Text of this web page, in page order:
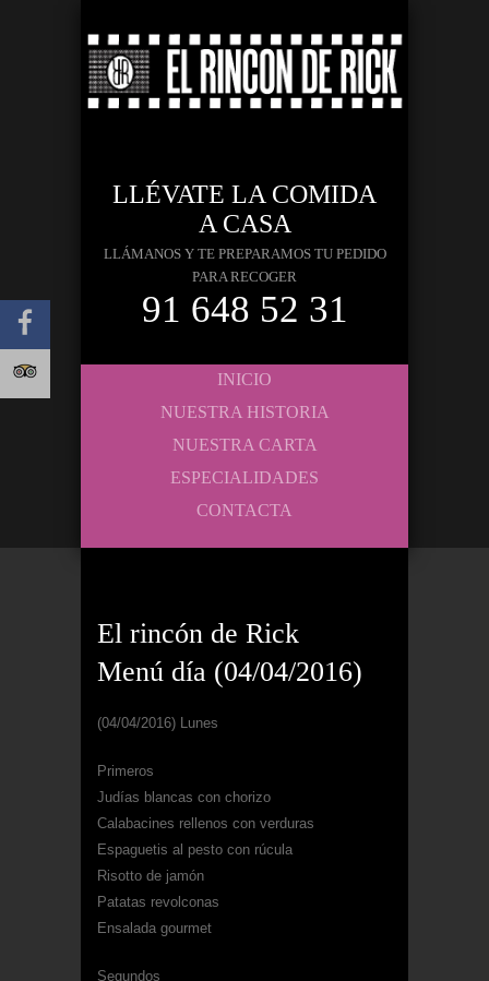
LLÉVATE LA COMIDA
A CASA
LLÁMANOS Y TE PREPARAMOS TU PEDIDO
PARA RECOGER
91 648 52 31
INICIO
NUESTRA HISTORIA
NUESTRA CARTA
ESPECIALIDADES
CONTACTA
El rincón de Rick
Menú día (04/04/2016)
(04/04/2016) Lunes
Primeros
Judías blancas con chorizo
Calabacines rellenos con verduras
Espaguetis al pesto con rúcula
Risotto de jamón
Patatas revolconas
Ensalada gourmet
Segundos